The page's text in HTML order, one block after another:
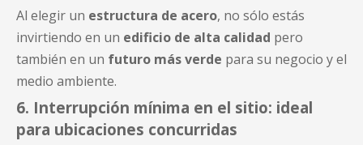
Al elegir un estructura de acero, no sólo estás
invirtiendo en un edificio de alta calidad pero
también en un futuro más verde para su negocio y el
medio ambiente.
6. Interrupción mínima en el sitio: ideal
para ubicaciones concurridas